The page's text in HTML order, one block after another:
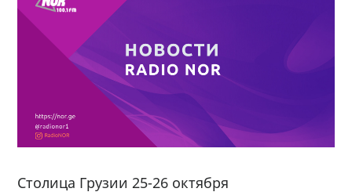
Столица Грузии 25-26 октября